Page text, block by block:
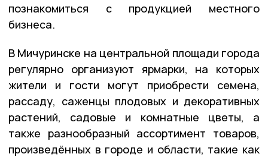
познакомиться с продукцией местного
бизнеса.
В Мичуринске на центральной площади города
регулярно организуют ярмарки, на которых
жители и гости могут приобрести семена,
рассаду, саженцы плодовых и декоративных
растений, садовые и комнатные цветы, а
также разнообразный ассортимент товаров,
произведённых в городе и области, такие как